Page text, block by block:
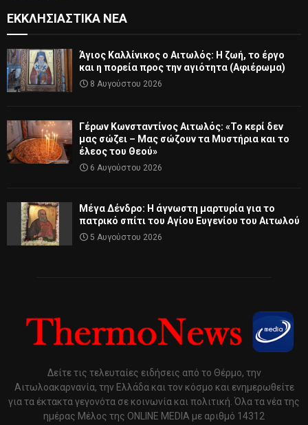
ΕΚΚΛΗΣΙΑΣΤΙΚΆ ΝΈΑ
Άγιος Καλλίνικος ο Αιτωλός: Η ζωή, το έργο
και η πορεία προς την αγιότητα (Αφιέρωμα)
8 Αυγούστου 2026
Γέρων Κωνσταντίνος Αιτωλός: «Το κερί δεν
μας σώζει – Μας σώζουν τα Μυστήρια και το
έλεος του Θεού»
6 Αυγούστου 2026
Μέγα Δένδρο: Η άγνωστη μαρτυρία για το
πατρικό σπίτι του Αγίου Ευγενίου του Αιτωλού
5 Αυγούστου 2026
Δείτε τις τελευταίες ειδήσεις από το Θέρμο, την
Αιτωλοακαρνανία, την Ελλάδα και τον κόσμο και ενημερωθείτε
για τα έκτακτα γεγονότα σε κοινωνία και πολιτική. Όλα τα νέα της
ημέρας Μέλος της ONLINE MEDIA με αριθμό 14312